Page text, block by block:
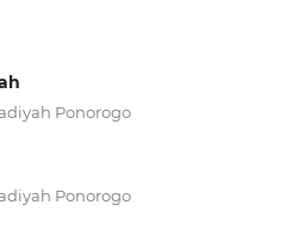
Ponorogo
Ponorogo